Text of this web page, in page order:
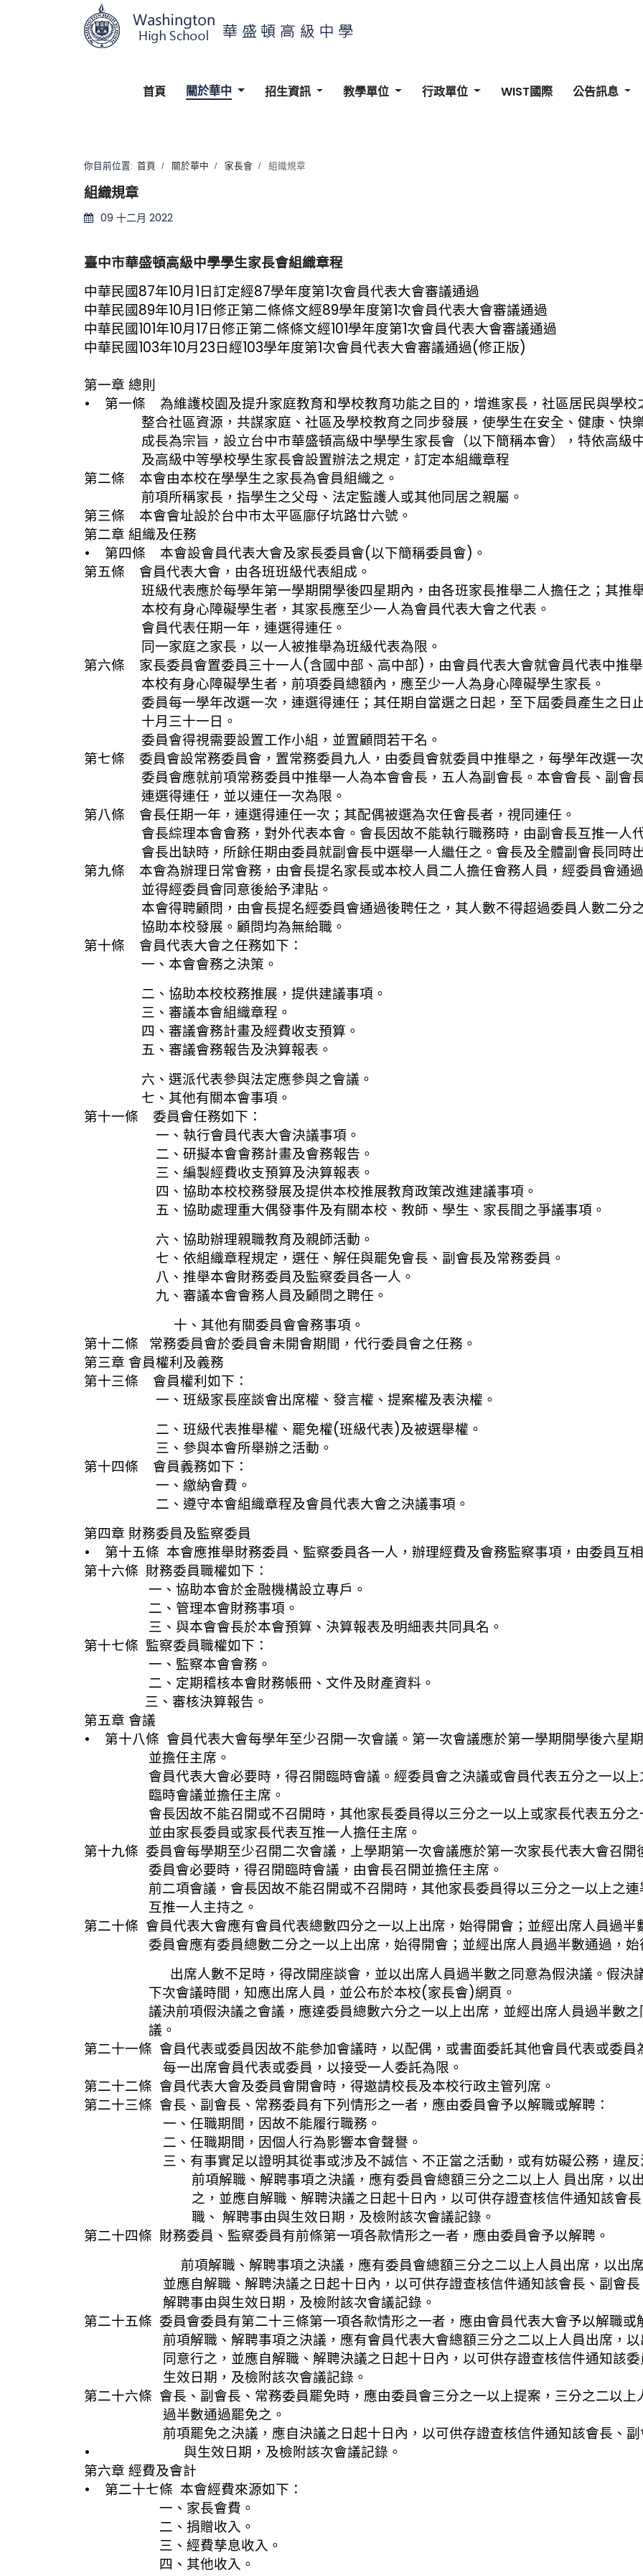
首頁 關於華中 招生資訊 教學單位 行政單位 WIST國際 公告訊息
你目前位置: 首頁 關於華中 家長會 組織規章
組織規章
09 十二月 2022
臺中市華盛頓高級中學學生家長會組織章程
中華民國87年10月1日訂定經87學年度第1次會員代表大會審議通過
中華民國89年10月1日修正第二條條文經89學年度第1次會員代表大會審議通過
中華民國101年10月17日修正第二條條文經101學年度第1次會員代表大會審議通過
中華民國103年10月23日經103學年度第1次會員代表大會審議通過(修正版)
第一章 總則
• 第一條 為維護校園及提升家庭教育和學校教育功能之目的，增進家長，社區居民與學校
整合社區資源，共謀家庭、社區及學校教育之同步發展，使學生在安全、健康、快樂
成長為宗旨，設立台中市華盛頓高級中學學生家長會（以下簡稱本會），特依高級中
及高級中等學校學生家長會設置辦法之規定，訂定本組織章程
第二條 本會由本校在學學生之家長為會員組織之。
前項所稱家長，指學生之父母、法定監護人或其他同居之親屬。
第三條 本會會址設於台中市太平區廍仔坑路廿六號。
第二章 組織及任務
• 第四條 本會設會員代表大會及家長委員會(以下簡稱委員會)。
第五條 會員代表大會，由各班班級代表組成。
班級代表應於每學年第一學期開學後四星期內，由各班家長推舉二人擔任之；其推舉
本校有身心障礙學生者，其家長應至少一人為會員代表大會之代表。
會員代表任期一年，連選得連任。
同一家庭之家長，以一人被推舉為班級代表為限。
第六條 家長委員會置委員三十一人(含國中部、高中部)，由會員代表大會就會員代表中推
本校有身心障礙學生者，前項委員總額內，應至少一人為身心障礙學生家長。
委員每一學年改選一次，連選得連任；其任期自當選之日起，至下屆委員產生之日
十月三十一日。
委員會得視需要設置工作小組，並置顧問若干名。
第七條 委員會設常務委員會，置常務委員九人，由委員會就委員中推舉之，每學年改選一
委員會應就前項常務委員中推舉一人為本會會長，五人為副會長。本會會長、副會長
連選得連任，並以連任一次為限。
第八條 會長任期一年，連選得連任一次；其配偶被選為次任會長者，視同連任。
會長綜理本會會務，對外代表本會。會長因故不能執行職務時，由副會長互推一人代
會長出缺時，所餘任期由委員就副會長中選舉一人繼任之。會長及全體副會長同時出
第九條 本會為辦理日常會務，由會長提名家長或本校人員二人擔任會務人員，經委員會通
並得經委員會同意後給予津貼。
本會得聘顧問，由會長提名經委員會通過後聘任之，其人數不得超過委員人數二分之
協助本校發展。顧問均為無給職。
第十條 會員代表大會之任務如下：
一、本會會務之決策。
二、協助本校校務推展，提供建議事項。
三、審議本會組織章程。
四、審議會務計畫及經費收支預算。
五、審議會務報告及決算報表。
六、選派代表參與法定應參與之會議。
七、其他有關本會事項。
第十一條 委員會任務如下：
一、執行會員代表大會決議事項。
二、研擬本會會務計畫及會務報告。
三、編製經費收支預算及決算報表。
四、協助本校校務發展及提供本校推展教育政策改進建議事項。
五、協助處理重大偶發事件及有關本校、教師、學生、家長間之爭議事項。
六、協助辦理親職教育及親師活動。
七、依組織章程規定，選任、解任與罷免會長、副會長及常務委員。
八、推舉本會財務委員及監察委員各一人。
九、審議本會會務人員及顧問之聘任。
十、其他有關委員會會務事項。
第十二條 常務委員會於委員會未開會期間，代行委員會之任務。
第三章 會員權利及義務
第十三條 會員權利如下：
一、班級家長座談會出席權、發言權、提案權及表決權。
二、班級代表推舉權、罷免權(班級代表)及被選舉權。
三、參與本會所舉辦之活動。
第十四條 會員義務如下：
一、繳納會費。
二、遵守本會組織章程及會員代表大會之決議事項。
第四章 財務委員及監察委員
• 第十五條 本會應推舉財務委員、監察委員各一人，辦理經費及會務監察事項，由委員互
第十六條 財務委員職權如下：
一、協助本會於金融機構設立專戶。
二、管理本會財務事項。
三、與本會會長於本會預算、決算報表及明細表共同具名。
第十七條 監察委員職權如下：
一、監察本會會務。
二、定期稽核本會財務帳冊、文件及財產資料。
三、審核決算報告。
第五章 會議
• 第十八條 會員代表大會每學年至少召開一次會議。第一次會議應於第一學期開學後六星
並擔任主席。
會員代表大會必要時，得召開臨時會議。經委員會之決議或會員代表五分之一以上
臨時會議並擔任主席。
會長因故不能召開或不召開時，其他家長委員得以三分之一以上或家長代表五分之
並由家長委員或家長代表互推一人擔任主席。
第十九條 委員會每學期至少召開二次會議，上學期第一次會議應於第一次家長代表大會召開
委員會必要時，得召開臨時會議，由會長召開並擔任主席。
前二項會議，會長因故不能召開或不召開時，其他家長委員得以三分之一以上之連
互推一人主持之。
第二十條 會員代表大會應有會員代表總數四分之一以上出席，始得開會；並經出席人員過半
委員會應有委員總數二分之一以上出席，始得開會；並經出席人員過半數通過，始
出席人數不足時，得改開座談會，並以出席人員過半數之同意為假決議。假決議
下次會議時間，知應出席人員，並公布於本校(家長會)網頁。
議決前項假決議之會議，應達委員總數六分之一以上出席，並經出席人員過半數之
議。
第二十一條 會員代表或委員因故不能參加會議時，以配偶，或書面委託其他會員代表或委員
每一出席會員代表或委員，以接受一人委託為限。
第二十二條 會員代表大會及委員會開會時，得邀請校長及本校行政主管列席。
第二十三條 會長、副會長、常務委員有下列情形之一者，應由委員會予以解職或解聘：
一、任職期間，因故不能履行職務。
二、任職期間，因個人行為影響本會聲譽。
三、有事實足以證明其從事或涉及不誠信、不正當之活動，或有妨礙公務，違反
前項解職、解聘事項之決議，應有委員會總額三分之二以上人 員出席，以出
之，並應自解職、解聘決議之日起十日內，以可供存證查核信件通知該會長、
職、 解聘事由與生效日期，及檢附該次會議記錄。
第二十四條 財務委員、監察委員有前條第一項各款情形之一者，應由委員會予以解聘。
前項解職、解聘事項之決議，應有委員會總額三分之二以上人員出席，以出席人
並應自解職、解聘決議之日起十日內，以可供存證查核信件通知該會長、副會長
解聘事由與生效日期，及檢附該次會議記錄。
第二十五條 委員會委員有第二十三條第一項各款情形之一者，應由會員代表大會予以解職或
前項解職、解聘事項之決議，應有會員代表大會總額三分之二以上人員出席，以
同意行之，並應自解職、解聘決議之日起十日內，以可供存證查核信件通知該委
生效日期，及檢附該次會議記錄。
第二十六條 會長、副會長、常務委員罷免時，應由委員會三分之一以上提案，三分之二以上
過半數通過罷免之。
前項罷免之決議，應自決議之日起十日內，以可供存證查核信件通知該會長、副
• 與生效日期，及檢附該次會議記錄。
第六章 經費及會計
• 第二十七條 本會經費來源如下：
一、家長會費。
二、捐贈收入。
三、經費孳息收入。
四、其他收入。